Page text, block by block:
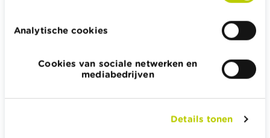
Analytische cookies
Cookies van sociale netwerken en
mediabedrijven
Details tonen
Wikifin.be helpt je bij financiële beslissingen. Ze stelt gratis
betrouwbare en handige informatie ter beschikking,